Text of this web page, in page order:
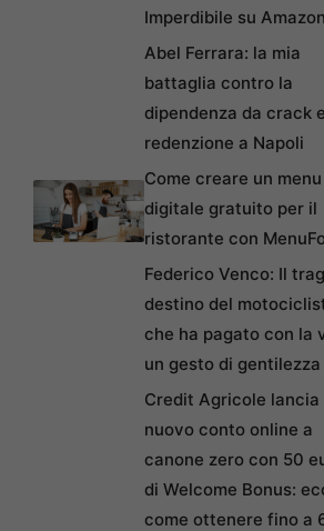
Imperdibile su
Abel Ferrara: la mia
battaglia contro la
dipendenza da crack
redenzione a Napoli
Come creare un menu
digitale gratuito per il
ristorante con
Federico Venco: Il
destino del
che ha pagato con la
un gesto di gentilezza
Credit Agricole lancia
nuovo conto online a
canone zero con 50
di Welcome Bonus:
come ottenere fino a